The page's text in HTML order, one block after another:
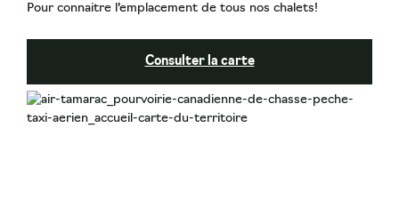
Pour connaitre l’emplacement de tous nos chalets!
Consulter la carte